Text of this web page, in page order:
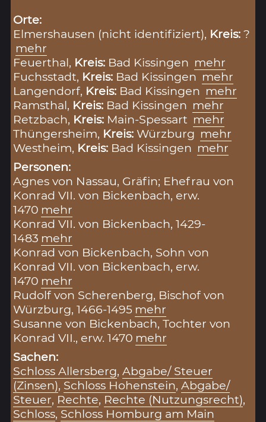
Orte:
Elmershausen (nicht identifiziert), Kreis:?
mehr
Feuerthal, Kreis: Bad Kissingen mehr
Fuchsstadt, Kreis: Bad Kissingen mehr
Langendorf, Kreis: Bad Kissingen mehr
Ramsthal, Kreis: Bad Kissingen mehr
Retzbach, Kreis: Main-Spessart mehr
Thüngersheim, Kreis:Würzburg mehr
Westheim, Kreis: Bad Kissingen mehr
Personen:
Agnes von Nassau, Gräfin; Ehefrau von
Konrad VII. von Bickenbach, erw.
1470 mehr
Konrad VII. von Bickenbach, 1429-
1483 mehr
Konrad von Bickenbach, Sohn von
Konrad VII. von Bickenbach, erw.
1470 mehr
Rudolf von Scherenberg, Bischof von
Würzburg, 1466-1495 mehr
Susanne von Bickenbach, Tochter von
Konrad VII., erw. 1470 mehr
Sachen:
Schloss Allersberg,Abgabe/ Steuer
(Zinsen), Schloss Hohenstein,Abgabe/
Steuer, Rechte, Rechte (Nutzungsrecht),
Schloss, Schloss Homburg am Main